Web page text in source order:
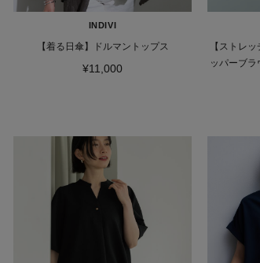
INDIVI
【着る日傘】ドルマントップス
¥11,000
【ストレ
ッパーブ